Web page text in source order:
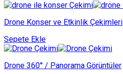
Drone Konser ve Etkinlik Çekimleri
Sepete Ekle
Drone 360° / Panorama Görüntüler